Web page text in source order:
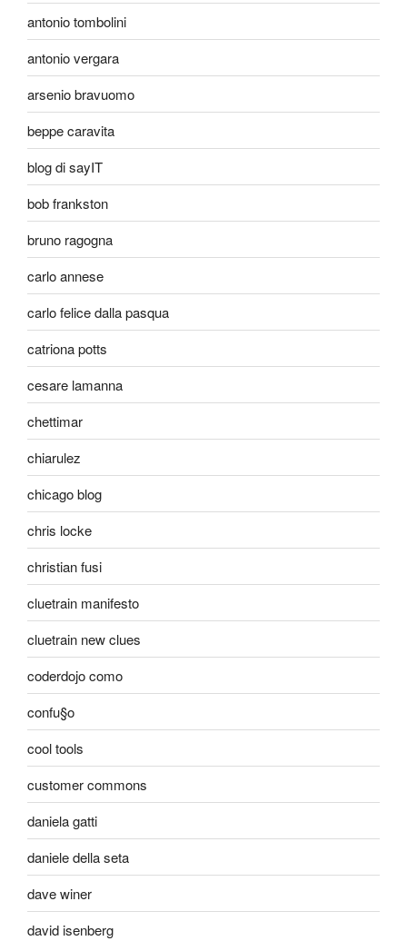
antonio tombolini
antonio vergara
arsenio bravuomo
beppe caravita
blog di sayIT
bob frankston
bruno ragogna
carlo annese
carlo felice dalla pasqua
catriona potts
cesare lamanna
chettimar
chiarulez
chicago blog
chris locke
christian fusi
cluetrain manifesto
cluetrain new clues
coderdojo como
confu§o
cool tools
customer commons
daniela gatti
daniele della seta
dave winer
david isenberg